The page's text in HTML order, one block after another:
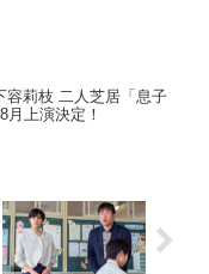
容莉枝 二人芝居「息子
月上演決定！